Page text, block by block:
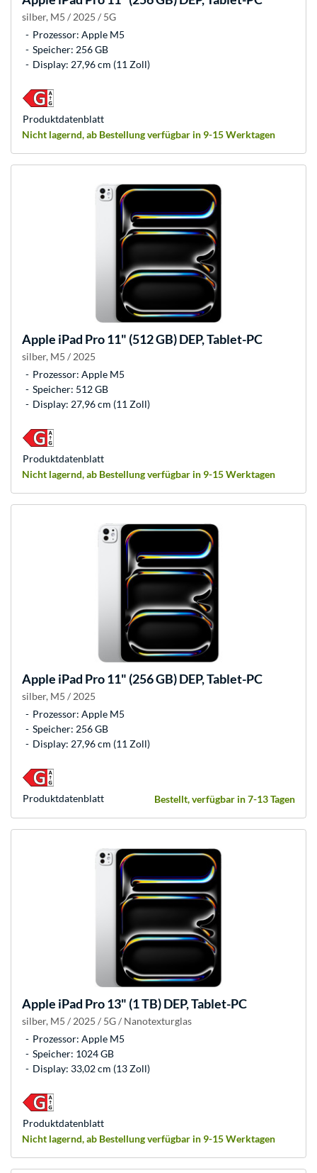
silber, M5 / 2025 / 5G
Prozessor: Apple M5
Speicher: 256 GB
Display: 27,96 cm (11 Zoll)
Nicht lagernd, ab Bestellung verfügbar in 9-15 Werktagen
Produkt­datenblatt
Apple iPad Pro 11" (512 GB) DEP, Tablet-PC
silber, M5 / 2025
Prozessor: Apple M5
Speicher: 512 GB
Display: 27,96 cm (11 Zoll)
Nicht lagernd, ab Bestellung verfügbar in 9-15 Werktagen
Produkt­datenblatt
Apple iPad Pro 11" (256 GB) DEP, Tablet-PC
silber, M5 / 2025
Prozessor: Apple M5
Speicher: 256 GB
Display: 27,96 cm (11 Zoll)
Bestellt, verfügbar in 7-13 Tagen
Produkt­datenblatt
Apple iPad Pro 13" (1 TB) DEP, Tablet-PC
silber, M5 / 2025 / 5G / Nanotexturglas
Prozessor: Apple M5
Speicher: 1024 GB
Display: 33,02 cm (13 Zoll)
Nicht lagernd, ab Bestellung verfügbar in 9-15 Werktagen
Produkt­datenblatt